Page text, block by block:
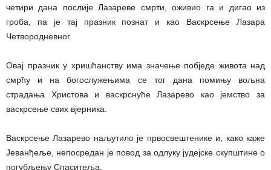
четири дана послије Лазареве смрти, оживио га и дигао из
гроба, па је тај празник познат и као Васкрсење Лазара
Четвородневног.
Овај празник у хришћанству има значење побједе живота над
смрћу и на богослужењима се тог дана помињу вољна
страдања Христова и васкрснуће Лазарево као јемство за
васкрсење свих вјерника.
Васкрсење Лазарево наљутило је првосвештенике и, како каже
Јеванђеље, непосредан је повод за одлуку јудејске скупштине о
погубљењу Спаситеља.